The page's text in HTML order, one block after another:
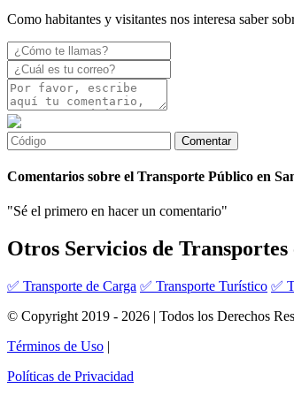
Como habitantes y visitantes nos interesa saber
Comentarios sobre el Transporte Público en
"Sé el primero en hacer un comentario"
Otros Servicios de
✅ Transporte de Carga ✅ Transporte Turístico ✅
© Copyright 2019 - 2026 | Todos los Derechos
Términos de Uso |
Políticas de Privacidad